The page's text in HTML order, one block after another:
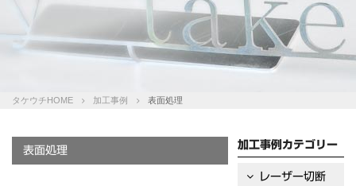
タケウチHOME 加工事例 表面処理
表面処理 加工事例カテゴリー
レーザー切断